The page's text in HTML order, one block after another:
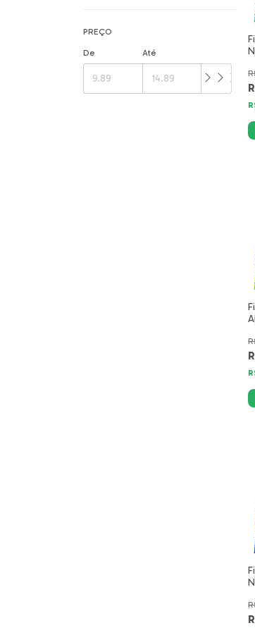
PREÇO
De Até